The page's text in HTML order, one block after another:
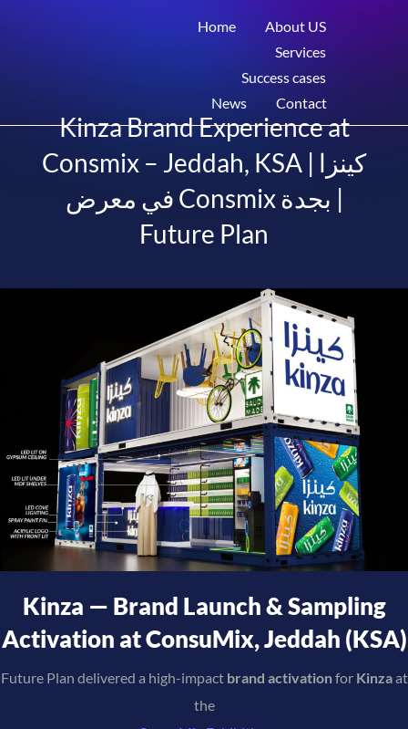
Home
About US
Services
Success cases
News
Contact
Kinza Brand Experience at
Consmix – Jeddah, KSA | كينزا
في معرض Consmix بجدة |
Future Plan
Kinza — Brand Launch & Sampling
Activation at ConsuMix, Jeddah (KSA)
Future Plan delivered a high-impact brand activationfor Kinzaat
the